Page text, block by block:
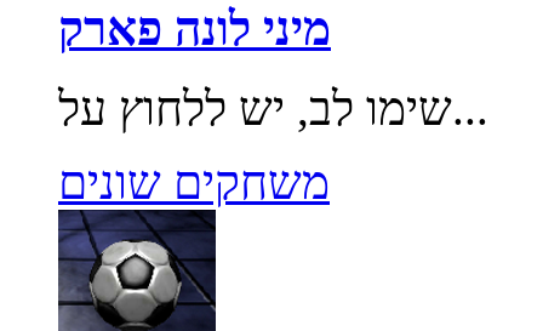
מיני לונה פארק
שימו לב, יש ללחוץ על...
משחקים שונים